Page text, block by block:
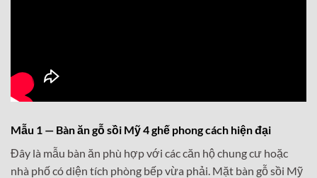
Mẫu 1 — Bàn ăn gỗ sồi Mỹ 4 ghế phong cách hiện đại
Đây là mẫu bàn ăn phù hợp với các căn hộ chung cư hoặc
nhà phố có diện tích phòng bếp vừa phải. Mặt bàn gỗ sồi Mỹ